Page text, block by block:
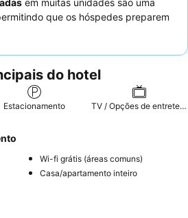
em muitas unidades são uma
que os hóspedes preparem
dos funcionários e a
a sua própria almofada ou solicitar
uma experiência mais tranquila.
do hotel
Estacionamento TV / Opções de entretenimento
Wi-fi grátis (áreas comuns)
Casa/apartamento inteiro